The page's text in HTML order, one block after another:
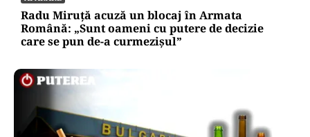
Radu Miruță acuză un blocaj în Armata
Română: „Sunt oameni cu putere de decizie
care se pun de-a curmezișul”